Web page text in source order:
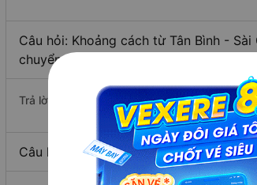
Câu hỏi: Khoảng cách từ Tân Bình -
chuyển bằng xe khách?
Trả lời: Đoạn đường đi M`Đrăk - Đắk Lắk từ
Câu hỏi: Mỗi ngày có bao nhiêu